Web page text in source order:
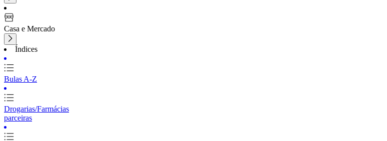
Casa e Mercado
Índices
Bulas A-Z
Drogarias/Farmácias
parceiras